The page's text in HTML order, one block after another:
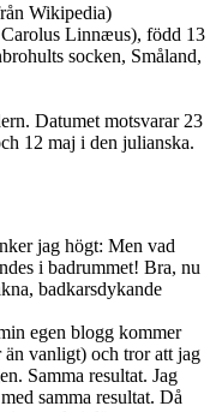
Wikipedia)
Linnæus), född 13
socken, Småland,
Datumet motsvarar 23
12 maj i den julianska.
jag högt: Men vad
i badrummet! Bra, nu
badkarsdykande
egen blogg kommer
vanligt) och tror att jag
Samma resultat. Jag
samma resultat. Då